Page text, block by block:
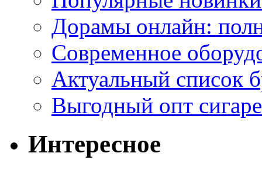
Дорамы онлайн:
Современное
Актуальный список
Выгодный опт
Интересное